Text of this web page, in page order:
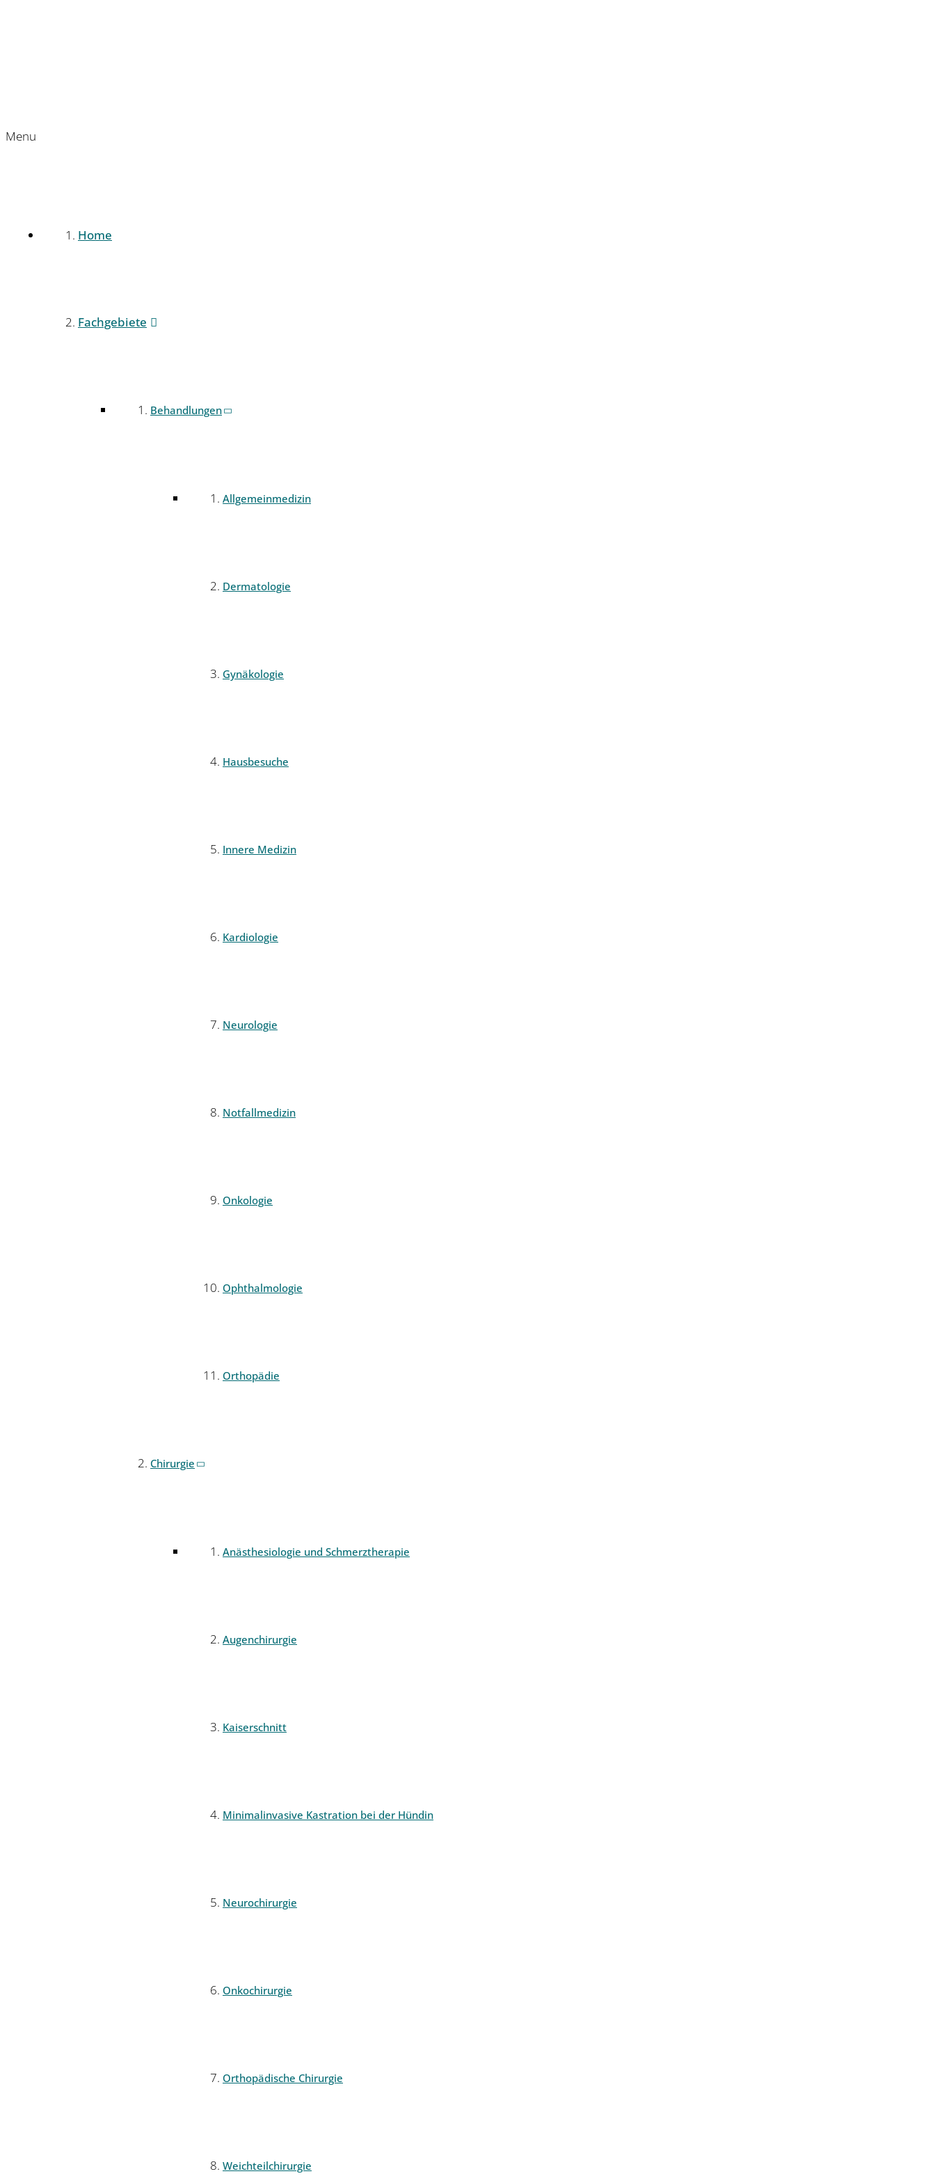
Menu
Home
Fachgebiete
Behandlungen
Allgemeinmedizin
Dermatologie
Gynäkologie
Hausbesuche
Innere Medizin
Kardiologie
Neurologie
Notfallmedizin
Onkologie
Ophthalmologie
Orthopädie
Chirurgie
Anästhesiologie und Schmerztherapie
Augenchirurgie
Kaiserschnitt
Minimalinvasive Kastration bei der Hündin
Neurochirurgie
Onkochirurgie
Orthopädische Chirurgie
Weichteilchirurgie